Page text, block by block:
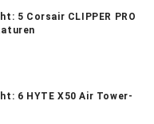
5 Corsair CLIPPER PRO
6 HYTE X50 Air Tower-